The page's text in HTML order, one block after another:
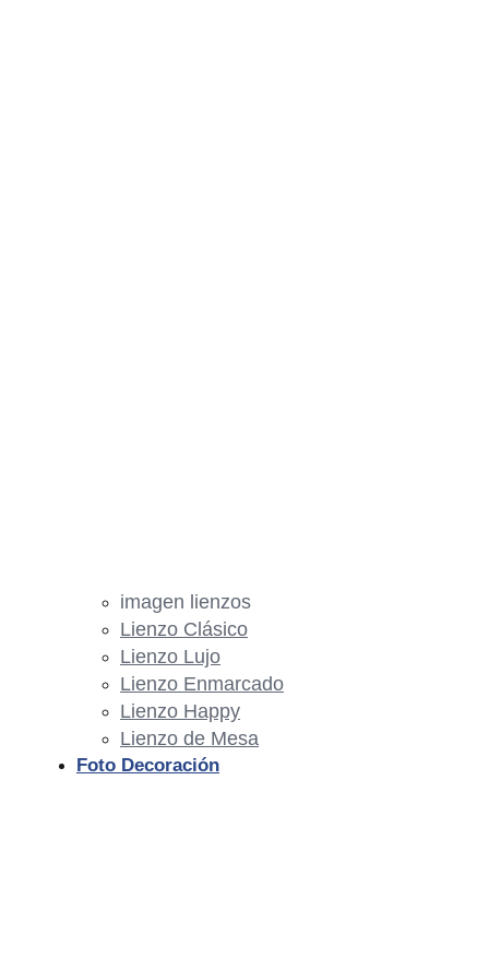
imagen lienzos
Lienzo Clásico
Lienzo Lujo
Lienzo Enmarcado
Lienzo Happy
Lienzo de Mesa
Foto Decoración